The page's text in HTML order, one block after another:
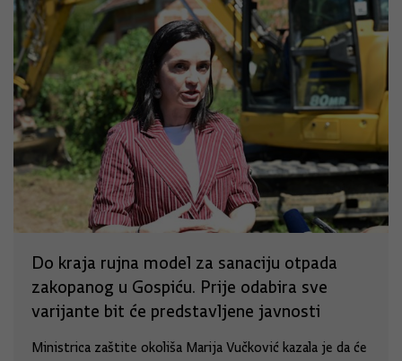
Do kraja rujna model za sanaciju otpada
zakopanog u Gospiću. Prije odabira sve
varijante bit će predstavljene javnosti
Ministrica zaštite okoliša Marija Vučković kazala je da će